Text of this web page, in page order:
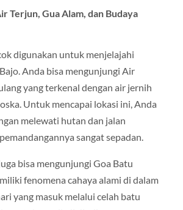
Terjun, Gua Alam, dan Budaya
digunakan untuk menjelajahi
Anda bisa mengunjungi Air
yang terkenal dengan air jernih
Untuk mencapai lokasi ini, Anda
melewati hutan dan jalan
sangat sepadan.
bisa mengunjungi Goa Batu
fenomena cahaya alami di dalam
yang masuk melalui celah batu